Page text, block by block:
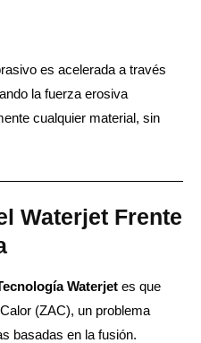
es acelerada a través
la fuerza erosiva
cualquier material, sin
Waterjet Frente
Waterjet es que
(ZAC), un problema
basadas en la fusión.